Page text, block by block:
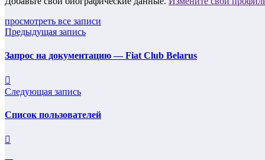
просмотреть все записи
Предыдущая запись
Запрос на документацию — Fiat Club Belarus
Следующая запись
Список пользователей